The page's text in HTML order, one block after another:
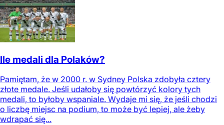
Ile medali dla Polaków?
Pamiętam, że w 2000 r. w Sydney Polska zdobyła cztery
złote medale. Jeśli udałoby się powtórzyć kolory tych
medali, to byłoby wspaniale. Wydaje mi się, że jeśli chodzi
o liczbę miejsc na podium, to może być lepiej, ale żeby
wdrapać się...